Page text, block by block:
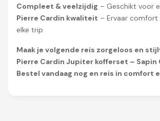
Compleet & veelzijdig – Geschikt voor
Pierre Cardin kwaliteit – Ervaar comfort
elke trip
Maak je volgende reis zorgeloos en
Pierre Cardin Jupiter kofferset – Sapin
Bestel vandaag nog en reis in comfort